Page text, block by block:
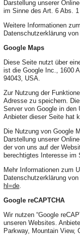
Darstellung unserer
im Sinne des Art. 6 Abs.
Weitere Informationen
Datenschutzerklärung
Google Maps
Diese Seite nutzt über
ist die Google Inc., 1600
94043, USA.
Zur Nutzung der
Adresse zu speichern.
Server von Google in den
Anbieter dieser Seite hat
Die Nutzung von Google
Darstellung unserer
der von uns auf der
berechtigtes Interesse im
Mehr Informationen zum
Datenschutzerklärung von
hl=de
Google reCAPTCHA
Wir nutzen “Google
unseren Websites.
Parkway, Mountain View,